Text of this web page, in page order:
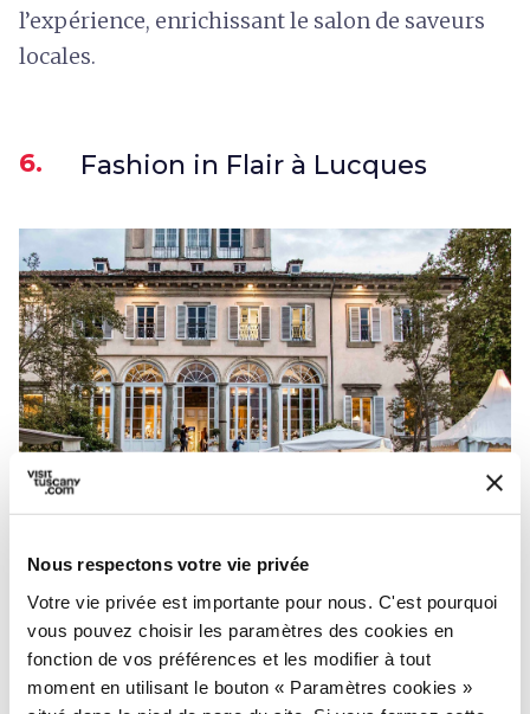
Nous respectons votre vie privée
Votre vie privée est importante pour nous. C'est pourquoi
vous pouvez choisir les paramètres des cookies en
fonction de vos préférences et les modifier à tout
moment en utilisant le bouton « Paramètres cookies »
l’expérience, enrichissant le salon de saveurs
locales.
6. Fashion in Flair à Lucques
Flair
L'artisanat Made in Italyest au cœur de
Fashion in Flair, un événement qui anime
deux fois par an (au printemps et à l'automne)